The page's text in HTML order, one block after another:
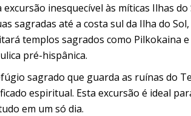
inesquecível às míticas Ilhas do
sagradas até a costa sul da Ilha do
templos sagrados como Pilkokaina
pré-hispânica.
sagrado que guarda as ruínas do
espiritual. Esta excursão é ideal
em um só dia.